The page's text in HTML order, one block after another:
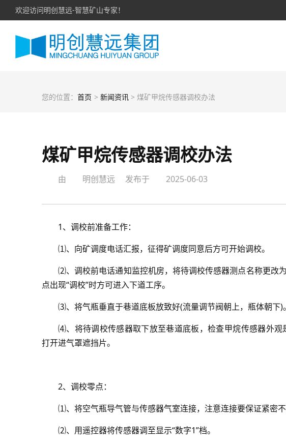
欢迎访问明创慧远-智慧矿山专家！
您的位置： 首页 > 新闻资讯 > 煤矿甲烷传感器调校办法
煤矿甲烷传感器调校办法
由 明创慧远 发布于 2025-06-03
1、调校前准备工作：
⑴、向矿调度电话汇报，征得矿调度同意后方可开始调校。
⑵、调校前电话通知监控机房，将待调校传感器测点名称更改
点出现“调校”时方可进入下道工序。
⑶、将气瓶垂直于巷道底板放致好(流量调节阀朝上，瓶体朝下)。
⑷、将待调校传感器取下放至巷道底板，检查甲烷传感器外观
打开进气罩遮挡片。
2、调校零点：
⑴、将空气瓶导气管与传感器气室连接，注意连接要保证紧密不
⑵、用遥控器将传感器调至显示“数字1”档。